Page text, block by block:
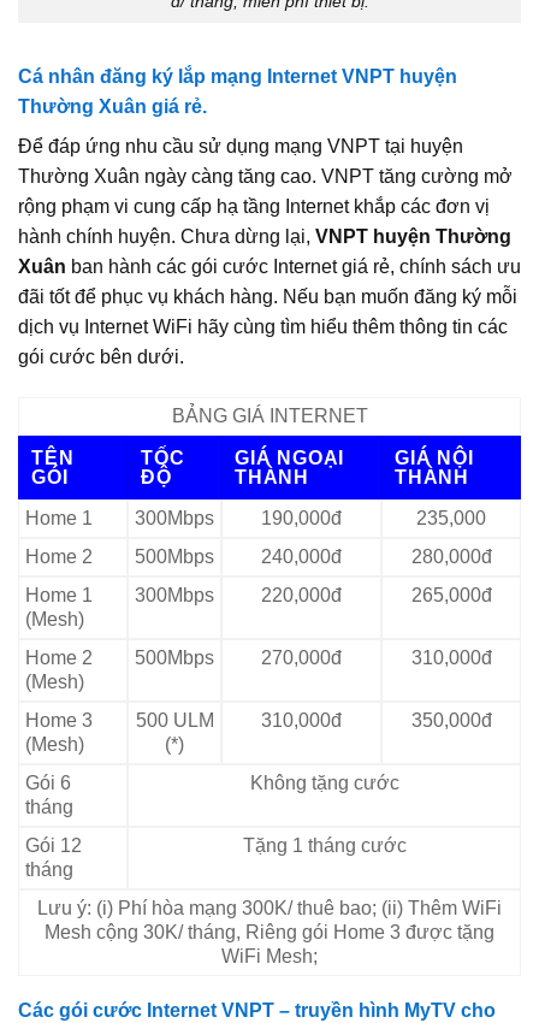
Cá nhân đăng ký lắp mạng Internet VNPT huyện
Thường Xuân giá rẻ.
Để đáp ứng nhu cầu sử dụng mạng VNPT tại huyện
Thường Xuân ngày càng tăng cao. VNPT tăng cường mở
rộng phạm vi cung cấp hạ tầng Internet khắp các đơn vị
hành chính huyện. Chưa dừng lại, VNPT huyện Thường
Xuân ban hành các gói cước Internet giá rẻ, chính sách ưu
đãi tốt để phục vụ khách hàng. Nếu bạn muốn đăng ký mỗi
dịch vụ Internet WiFi hãy cùng tìm hiểu thêm thông tin các
gói cước bên dưới.
BẢNG GIÁ INTERNET
TÊN
GÓI
TỐC
ĐỘ
GIÁ NGOẠI
THÀNH
GIÁ NỘI
THÀNH
Home 1
300Mbps 190,000đ
235,000
Home 2
500Mbps 240,000đ
280,000đ
Home 1
(Mesh)
300Mbps 220,000đ 265,000đ
Home 2
(Mesh)
500Mbps 270,000đ 310,000đ
Home 3
(Mesh)
500 ULM
(*)
310,000đ 350,000đ
Gói 6
tháng
Không tặng cước
Gói 12
tháng
Tặng 1 tháng cước
Lưu ý: (i) Phí hòa mạng 300K/ thuê bao; (ii) Thêm WiFi
Mesh cộng 30K/ tháng, Riêng gói Home 3 được tặng
WiFi Mesh;
Các gói cước Internet VNPT – truyền hình MyTV cho